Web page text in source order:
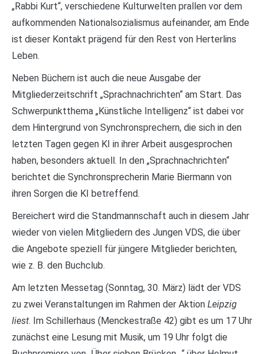
„Rabbi Kurt“, verschiedene Kulturwelten prallen vor dem
aufkommenden Nationalsozialismus aufeinander, am Ende
ist dieser Kontakt prägend für den Rest von Herterlins
Leben.
Neben Büchern ist auch die neue Ausgabe der
Mitgliederzeitschrift „Sprachnachrichten“ am Start. Das
Schwerpunktthema „Künstliche Intelligenz“ ist dabei vor
dem Hintergrund von Synchronsprechern, die sich in den
letzten Tagen gegen KI in ihrer Arbeit ausgesprochen
haben, besonders aktuell. In den „Sprachnachrichten“
berichtet die Synchronsprecherin Marie Biermann von
ihren Sorgen die KI betreffend.
Bereichert wird die Standmannschaft auch in diesem Jahr
wieder von vielen Mitgliedern des Jungen VDS, die über
die Angebote speziell für jüngere Mitglieder berichten,
wie z. B. den Buchclub.
Am letzten Messetag (Sonntag, 30. März) lädt der VDS
zu zwei Veranstaltungen im Rahmen der Aktion Leipzig
liest. Im Schillerhaus (Menckestraße 42) gibt es um 17 Uhr
zunächst eine Lesung mit Musik, um 19 Uhr folgt die